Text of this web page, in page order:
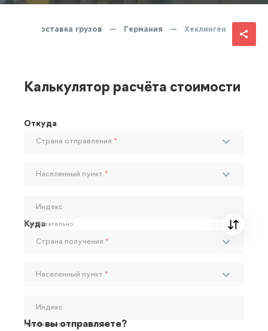
доставка грузов — Германия — Хеклинген
Калькулятор расчёта стоимости
Откуда
Страна отправления *
Населенный пункт *
Индекс
Необязательно
Куда
Страна получения *
Населенный пункт *
Индекс
Необязательно
Что вы отправляете?